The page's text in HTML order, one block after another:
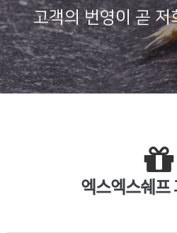
고객의 번영이 곧 저
엑스엑스쉐프